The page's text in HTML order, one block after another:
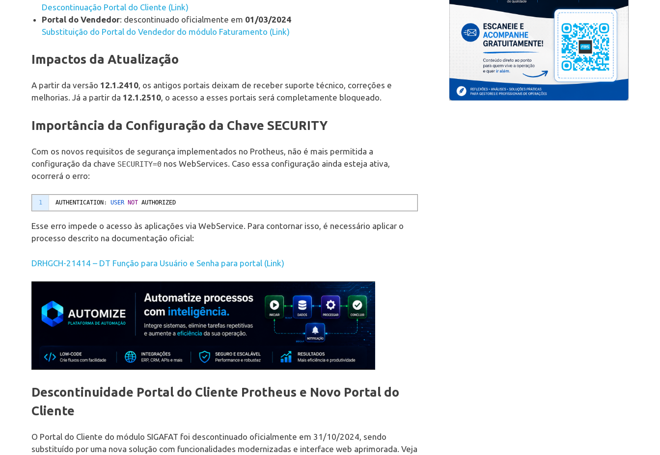
Descontinuação Portal do Cliente (Link)
Portal do Vendedor: descontinuado oficialmente em 01/03/2024
Substituição do Portal do Vendedor do módulo Faturamento (Link)
Impactos da Atualização
A partir da versão 12.1.2410, os antigos portais deixam de receber suporte técnico, correções e
melhorias. Já a partir da 12.1.2510, o acesso a esses portais será completamente bloqueado.
Importância da Configuração da Chave SECURITY
Com os novos requisitos de segurança implementados no Protheus, não é mais permitida a
configuração da chave SECURITY=0 nos WebServices. Caso essa configuração ainda esteja ativa,
ocorrerá o erro:
1 AUTHENTICATION : USER NOT AUTHORIZED
Esse erro impede o acesso às aplicações via WebService. Para contornar isso, é necessário aplicar o
processo descrito na documentação oficial:
DRHGCH-21414 – DT Função para Usuário e Senha para portal (Link)
Descontinuidade Portal do Cliente Protheus e Novo Portal do
Cliente
O Portal do Cliente do módulo SIGAFAT foi descontinuado oficialmente em 31/10/2024, sendo
substituído por uma nova solução com funcionalidades modernizadas e interface web aprimorada. Veja